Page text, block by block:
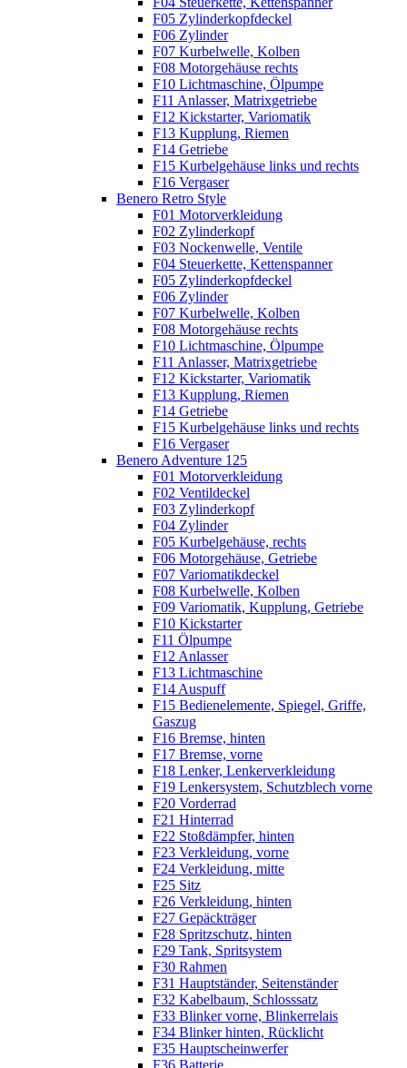
F05 Zylinderkopfdeckel
F06 Zylinder
F07 Kurbelwelle, Kolben
F08 Motorgehäuse rechts
F10 Lichtmaschine, Ölpumpe
F11 Anlasser, Matrixgetriebe
F12 Kickstarter, Variomatik
F13 Kupplung, Riemen
F14 Getriebe
F15 Kurbelgehäuse links und rechts
F16 Vergaser
Benero Retro Style
F01 Motorverkleidung
F02 Zylinderkopf
F03 Nockenwelle, Ventile
F04 Steuerkette, Kettenspanner
F05 Zylinderkopfdeckel
F06 Zylinder
F07 Kurbelwelle, Kolben
F08 Motorgehäuse rechts
F10 Lichtmaschine, Ölpumpe
F11 Anlasser, Matrixgetriebe
F12 Kickstarter, Variomatik
F13 Kupplung, Riemen
F14 Getriebe
F15 Kurbelgehäuse links und rechts
F16 Vergaser
Benero Adventure 125
F01 Motorverkleidung
F02 Ventildeckel
F03 Zylinderkopf
F04 Zylinder
F05 Kurbelgehäuse, rechts
F06 Motorgehäuse, Getriebe
F07 Variomatikdeckel
F08 Kurbelwelle, Kolben
F09 Variomatik, Kupplung, Getriebe
F10 Kickstarter
F11 Ölpumpe
F12 Anlasser
F13 Lichtmaschine
F14 Auspuff
F15 Bedienelemente, Spiegel, Griffe,
Gaszug
F16 Bremse, hinten
F17 Bremse, vorne
F18 Lenker, Lenkerverkleidung
F19 Lenkersystem, Schutzblech vorne
F20 Vorderrad
F21 Hinterrad
F22 Stoßdämpfer, hinten
F23 Verkleidung, vorne
F24 Verkleidung, mitte
F25 Sitz
F26 Verkleidung, hinten
F27 Gepäckträger
F28 Spritzschutz, hinten
F29 Tank, Spritsystem
F30 Rahmen
F31 Hauptständer, Seitenständer
F32 Kabelbaum, Schlosssatz
F33 Blinker vorne, Blinkerrelais
F34 Blinker hinten, Rücklicht
F35 Hauptscheinwerfer
F36 Batterie